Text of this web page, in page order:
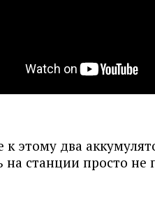
к этому два
на станции просто не